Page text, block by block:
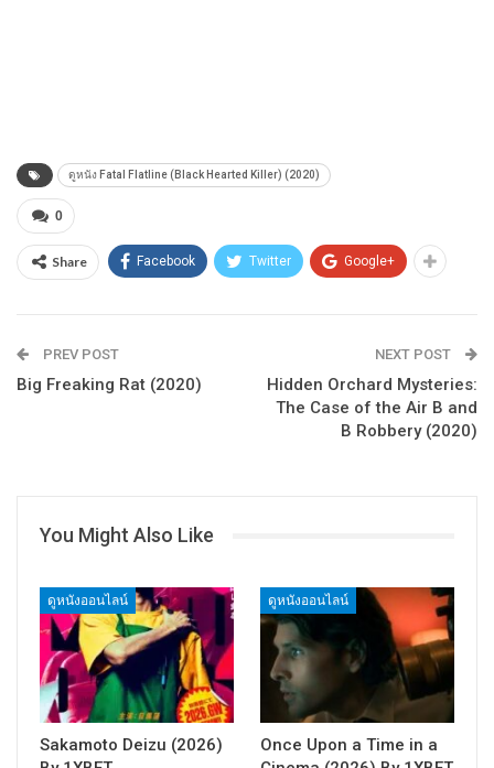
ดูหนัง Fatal Flatline (Black Hearted Killer) (2020)
0
Share Facebook Twitter Google+
PREV POST
Big Freaking Rat (2020)
NEXT POST
Hidden Orchard Mysteries:
The Case of the Air B and
B Robbery (2020)
You Might Also Like
ดูหนังออนไลน์
Sakamoto Deizu (2026)
ดูหนังออนไลน์
Once Upon a Time in a